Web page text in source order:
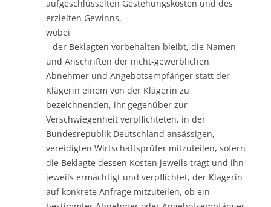
aufgeschlüsselten Gestehungskosten und des
erzielten Gewinns,
wobei
– der Beklagten vorbehalten bleibt, die Namen
und Anschriften der nicht-gewerblichen
Abnehmer und Angebotsempfänger statt der
Klägerin einem von der Klägerin zu
bezeichnenden, ihr gegenüber zur
Verschwiegenheit verpflichteten, in der
Bundesrepublik Deutschland ansässigen,
vereidigten Wirtschaftsprüfer mitzuteilen, sofern
die Beklagte dessen Kosten jeweils trägt und ihn
jeweils ermächtigt und verpflichtet, der Klägerin
auf konkrete Anfrage mitzuteilen, ob ein